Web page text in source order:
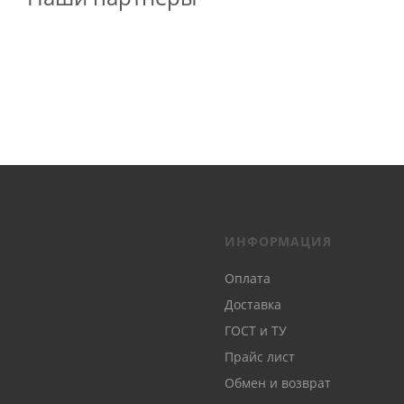
ИНФОРМАЦИЯ
Оплата
Доставка
ГОСТ и ТУ
Прайс лист
Обмен и возврат